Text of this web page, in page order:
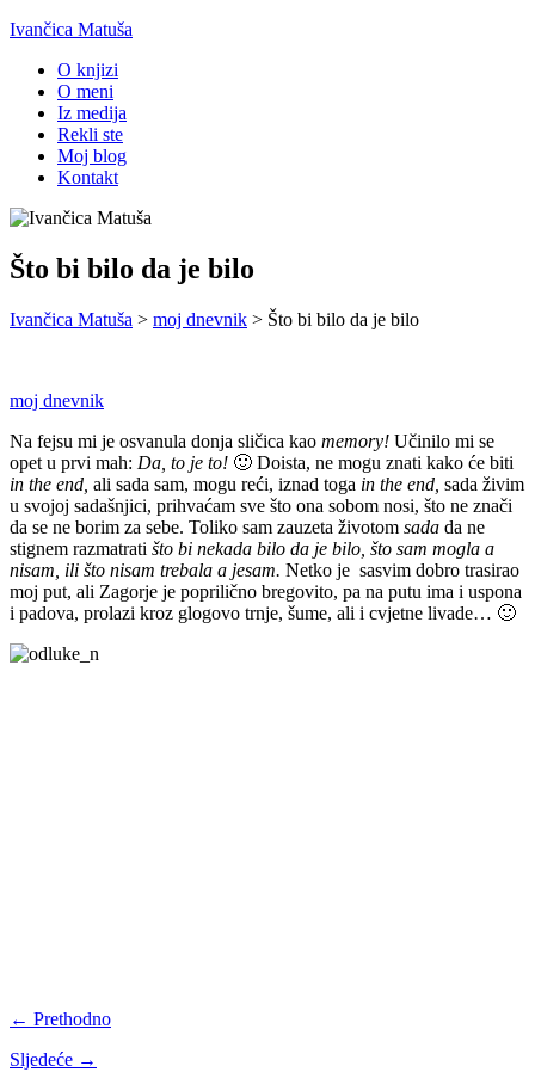
Ivančica Matuša
O knjizi
O meni
Iz medija
Rekli ste
Moj blog
Kontakt
Što bi bilo da je bilo
Ivančica Matuša > moj dnevnik > Što bi bilo da je bilo
moj dnevnik
Na fejsu mi je osvanula donja sličica kao memory! Učinilo mi se
opet u prvi mah: Da, to je to! 🙂 Doista, ne mogu znati kako će biti
in the end ali sada sam, mogu reći, iznad toga in the end, sada živim
u svojoj sadašnjici, prihvaćam sve što ona sobom nosi, što ne znači
da se ne borim za sebe. Toliko sam zauzeta životom sada da ne
stignem razmatrati što bi nekada bilo da je bilo, što sam mogla a
nisam, ili što nisam trebala a jesam. Netko je sasvim dobro trasirao
moj put, ali Zagorje je poprilično bregovito, pa na putu ima i uspona
i padova, prolazi kroz glogovo trnje, šume, ali i cvjetne livade… 🙂
← Prethodno
Sljedeće →